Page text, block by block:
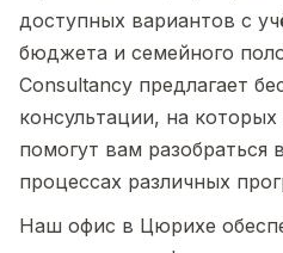
доступных вариантов с
бюджета и семейного
Consultancy предлагает
консультации, на
помогут вам разобраться
процессах различных
Наш офис в Цюрихе